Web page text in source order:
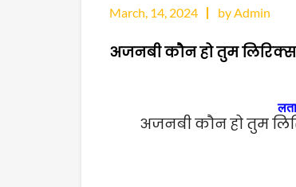
March, 14, 2024 by Admin
अजनबी कौन हो तुम लिरिक्स
अजनबी कौन हो तुम